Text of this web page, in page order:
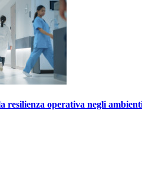
resilienza operativa negli